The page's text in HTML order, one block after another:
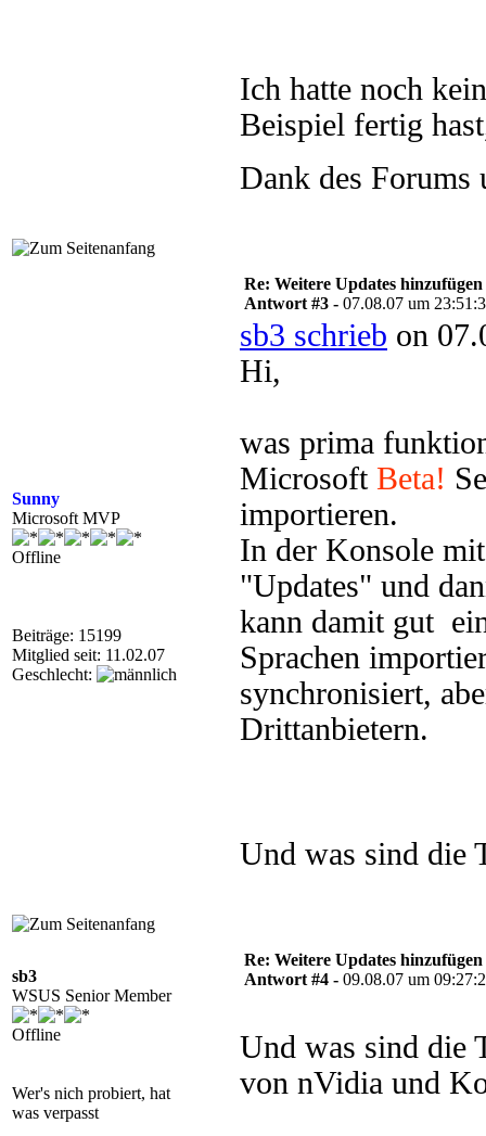
Ich hatte noch
Beispiel fertig
Dank des Forums
Sunny
Microsoft MVP
Offline
Beiträge: 15199
Mitglied seit: 11.02.07
Geschlecht:
Re: Weitere Updates hinzufügen
Antwort #3 - 07.08.07 um
sb3 schrieb on
Hi,
was prima
Microsoft Beta!
importieren.
In der Konsole
"Updates" und
kann damit gut
Sprachen
synchronisiert,
Drittanbietern.
Und was sind die
sb3
WSUS Senior Member
Offline
Wer's nich probiert, hat
was verpasst
Re: Weitere Updates hinzufügen
Antwort #4 - 09.08.07 um
Und was sind die
von nVidia und